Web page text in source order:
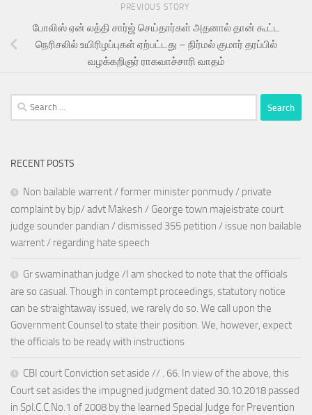
PREVIOUS STORY
போலிஸ் ஏன் லத்தி சார்ஜ் செய்தார்கள் அதனால் தான் கூட்ட
நெரிசலில் உயிரிழப்புகள் ஏற்பட்டது – நிர்மல் குமார் தரப்பில்
வழக்கறிஞர் ராகவாச்சாரி வாதம்
Search
for:
RECENT POSTS
Non bailable warrent / former minister ponmudy / private
complaint by bjp/ advt Makesh / George town majeistrate court
judge sounder pandian / dismissed 355 petition / issue non bailable
warrent / regarding hate speech
Gr swaminathan judge /I am shocked to note that the officials
are so casual. Though in contempt proceedings, statutory notice
can be straightaway issued, we rarely do so. We call upon the
Government Counsel to state their position. We, however, expect
the officials to be ready with instructions
CBI court Conviction set aside // . 66. In view of the above, this
Court set asides the impugned judgment dated 30.10.2018 passed
in Spl.C.C.No.1 of 2008 by the learned Special Judge for Prevention